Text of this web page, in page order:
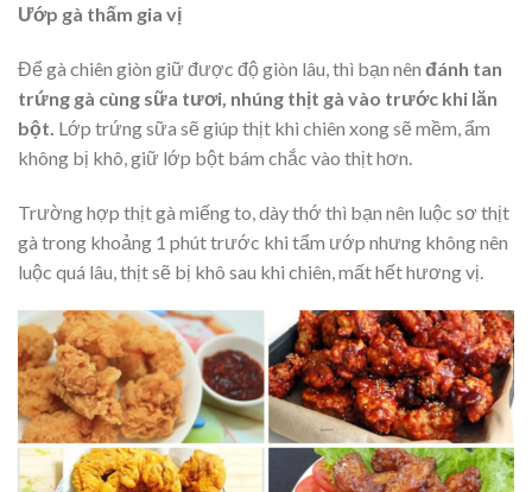
Ướp gà thấm gia vị
Để gà chiên giòn giữ được độ giòn lâu, thì bạn nên đánh tan
trứng gà cùng sữa tươi, nhúng thịt gà vào trước khi lăn
bột. Lớp trứng sữa sẽ giúp thịt khi chiên xong sẽ mềm, ẩm
không bị khô, giữ lớp bột bám chắc vào thịt hơn.
Trường hợp thịt gà miếng to, dày thớ thì bạn nên luộc sơ thịt
gà trong khoảng 1 phút trước khi tẩm ướp nhưng không nên
luộc quá lâu, thịt sẽ bị khô sau khi chiên, mất hết hương vị.